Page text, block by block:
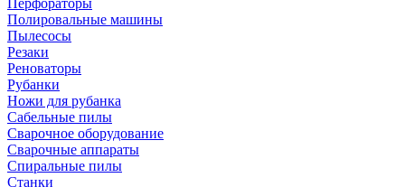
Перфораторы
Полировальные машины
Пылесосы
Резаки
Реноваторы
Рубанки
Ножи для рубанка
Сабельные пилы
Сварочное оборудование
Сварочные аппараты
Спиральные пилы
Станки